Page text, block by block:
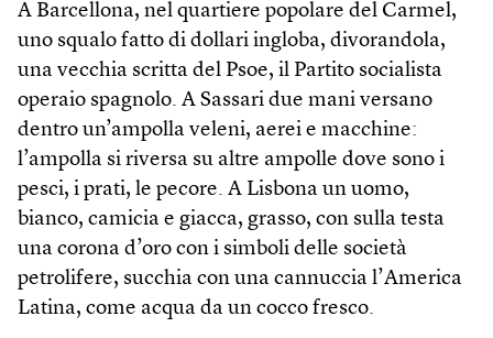
A Barcellona, nel quartiere popolare del Carmel,
uno squalo fatto di dollari ingloba, divorandola,
una vecchia scritta del Psoe, il Partito socialista
operaio spagnolo. A Sassari due mani versano
dentro un’ampolla veleni, aerei e macchine:
l’ampolla si riversa su altre ampolle dove sono i
pesci, i prati, le pecore. A Lisbona un uomo,
bianco, camicia e giacca, grasso, con sulla testa
una corona d’oro con i simboli delle società
petrolifere, succhia con una cannuccia l’America
Latina, come acqua da un cocco fresco.